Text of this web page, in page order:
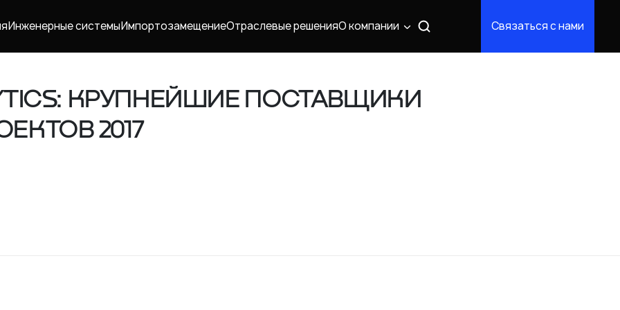
Инженерные системыИмпорто­замещениеОтраслевые решенияО компании Связаться с нами
КРУПНЕЙШИЕ ПОСТАВЩИКИ
2017